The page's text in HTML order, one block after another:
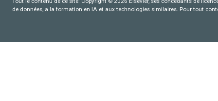
de données, a la formation en IA et aux technologies similaires. Pour tout